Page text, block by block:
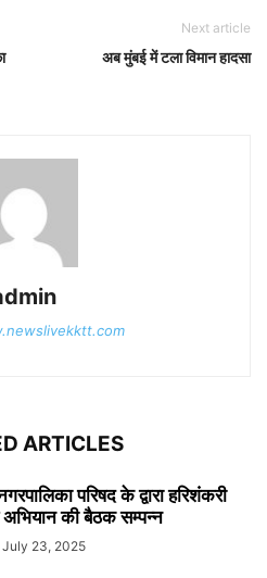
Next article
अब मुंबई में टला विमान हादसा
ARTICLES
परिषद के द्वारा हरिशंकरी
अभियान की बैठक सम्पन्न
July 23, 2025